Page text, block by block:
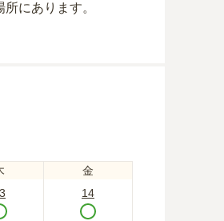
所にあり ます。
金
14